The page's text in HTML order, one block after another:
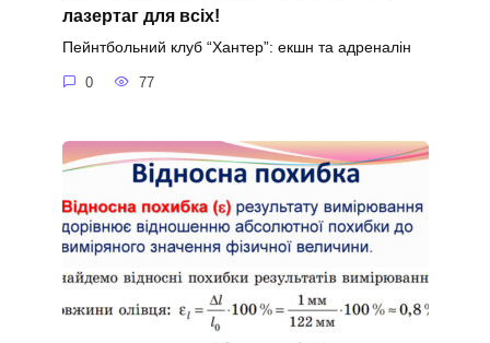
лазертаг для всіх!
Пейнтбольний клуб “Хантер”: екшн та адреналін
0 77